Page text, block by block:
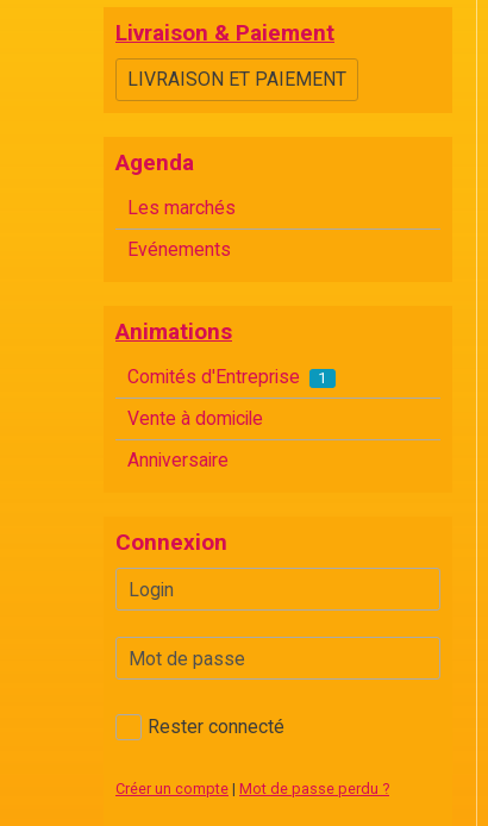
Livraison & Paiement
LIVRAISON ET PAIEMENT
Agenda
Les marchés
Evénements
Animations
Comités d'Entreprise 1
Vente à domicile
Anniversaire
Connexion
Rester connecté
Créer un compte | Mot de passe perdu ?